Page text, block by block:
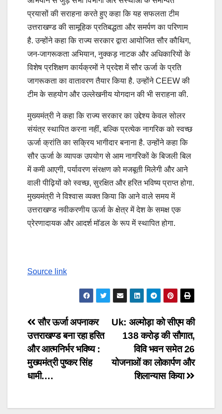
प्रयासों की सराहना करते हुए कहा कि यह सफलता टीम
उत्तराखण्ड की सामूहिक प्रतिबद्धता और समर्पण का परिणाम
है. उन्होंने कहा कि राज्य सरकार द्वारा आयोजित सौर कौथिग,
जन-जागरूकता अभियान, नुक्कड़ नाटक और अधिकारियों के
विशेष प्रशिक्षण कार्यक्रमों ने प्रदेश में सौर ऊर्जा के प्रति
जागरूकता का वातावरण तैयार किया है. उन्होंने CEEW की
टीम के सहयोग और उल्लेखनीय योगदान की भी सराहना की.
मुख्यमंत्री ने कहा कि राज्य सरकार का उद्देश्य केवल सोलर
संयंत्र स्थापित करना नहीं, बल्कि प्रत्येक नागरिक को स्वच्छ
ऊर्जा क्रांति का सक्रिय भागीदार बनाना है. उन्होंने कहा कि
सौर ऊर्जा के व्यापक उपयोग से आम नागरिकों के बिजली बिल
में कमी आएगी, पर्यावरण संरक्षण को मजबूती मिलेगी और आने
वाली पीढ़ियों को स्वच्छ, सुरक्षित और हरित भविष्य प्राप्त होगा.
मुख्यमंत्री ने विश्वास व्यक्त किया कि आने वाले समय में
उत्तराखण्ड नवीकरणीय ऊर्जा के क्षेत्र में देश के समक्ष एक
प्रेरणादायक और आदर्श मॉडल के रूप में स्थापित होगा.
Source link
Post
navigation
Uk: अल्मोड़ा को सीएम की
138 करोड़ की सौगात,
विवि भवन समेत 26
योजनाओं का लोकार्पण और
शिलान्यास किया
सौर ऊर्जा अपनाकर
उत्तराखण्ड बना रहा हरित
और आत्मनिर्भर भविष्य :
मुख्यमंत्री पुष्कर सिंह
धामी….